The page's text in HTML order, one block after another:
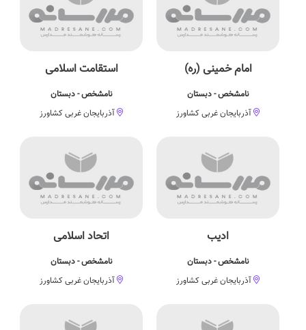
امام خمینی (ره)
نامشخص - دبستان
آذربایجان غربی کشاورز
استقامت اسلامی
نامشخص - دبستان
آذربایجان غربی کشاورز
ادیب
نامشخص - دبستان
آذربایجان غربی کشاورز
اتحاد اسلامی
نامشخص - دبستان
آذربایجان غربی کشاورز